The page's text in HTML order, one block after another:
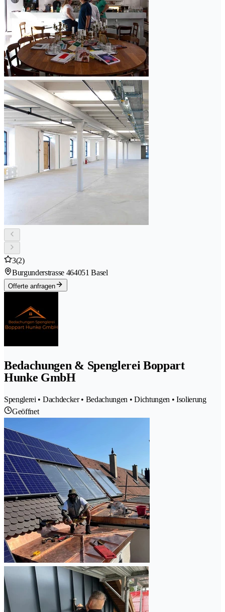
3(2)
Burgunderstrasse 464051 Basel
Offerte anfragen
Bedachungen & Spenglerei Boppart
Hunke GmbH
Spenglerei • Dachdecker • Bedachungen • Dichtungen • Isolierung
Geöffnet